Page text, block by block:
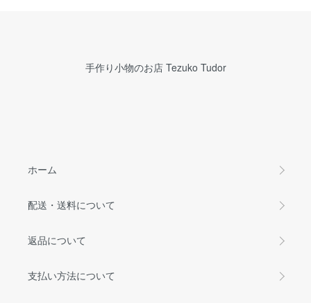
手作り小物のお店 Tezuko Tudor
ホーム
配送・送料について
返品について
支払い方法について